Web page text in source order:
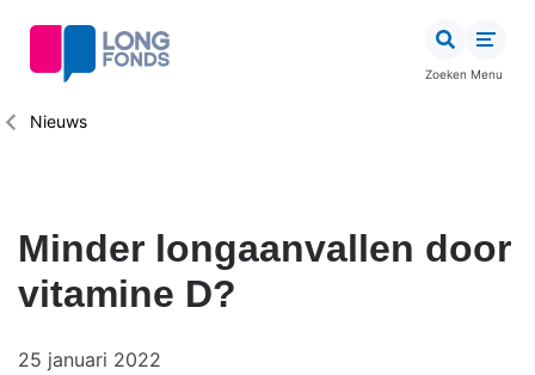
inhoud
Zoeken Menu
Kruimelpad
Nieuws
Minder longaanvallen door
vitamine D?
25 januari 2022